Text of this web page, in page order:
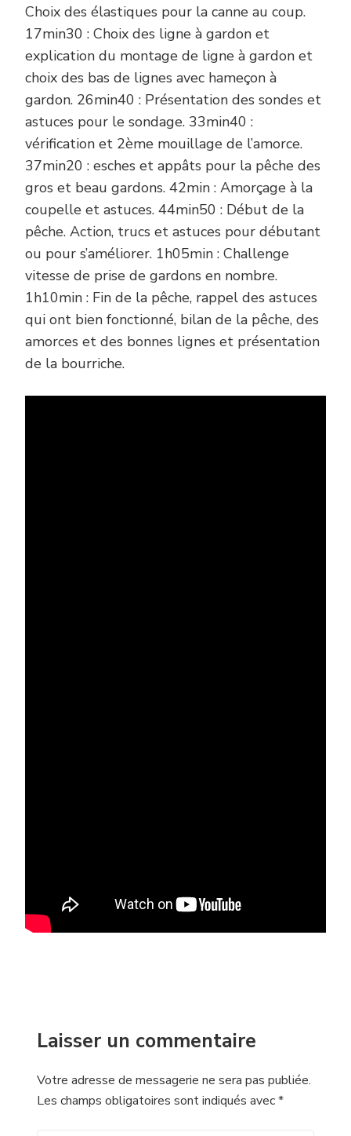
Choix des élastiques pour la canne au coup.
17min30 : Choix des ligne à gardon et
explication du montage de ligne à gardon et
choix des bas de lignes avec hameçon à
gardon. 26min40 : Présentation des sondes et
astuces pour le sondage. 33min40 :
vérification et 2ème mouillage de l’amorce.
37min20 : esches et appâts pour la pêche des
gros et beau gardons. 42min : Amorçage à la
coupelle et astuces. 44min50 : Début de la
pêche. Action, trucs et astuces pour débutant
ou pour s’améliorer. 1h05min : Challenge
vitesse de prise de gardons en nombre.
1h10min : Fin de la pêche, rappel des astuces
qui ont bien fonctionné, bilan de la pêche, des
amorces et des bonnes lignes et présentation
de la bourriche.
Laisser un commentaire
Votre adresse de messagerie ne sera pas publiée.
Les champs obligatoires sont indiqués avec*